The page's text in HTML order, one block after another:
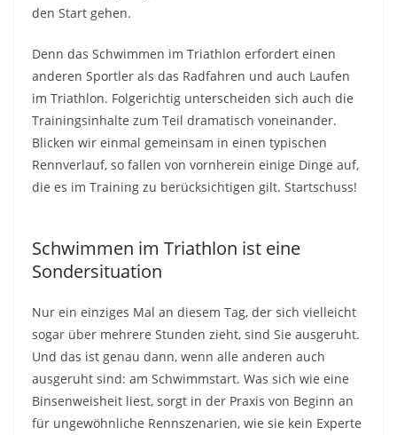
den Start gehen.
Denn das Schwimmen im Triathlon erfordert einen
anderen Sportler als das Radfahren und auch Laufen
im Triathlon. Folgerichtig unterscheiden sich auch die
Trainingsinhalte zum Teil dramatisch voneinander.
Blicken wir einmal gemeinsam in einen typischen
Rennverlauf, so fallen von vornherein einige Dinge auf,
die es im Training zu berücksichtigen gilt. Startschuss!
Schwimmen im Triathlon ist eine
Sondersituation
Nur ein einziges Mal an diesem Tag, der sich vielleicht
sogar über mehrere Stunden zieht, sind Sie ausgeruht.
Und das ist genau dann, wenn alle anderen auch
ausgeruht sind: am Schwimmstart. Was sich wie eine
Binsenweisheit liest, sorgt in der Praxis von Beginn an
für ungewöhnliche Rennszenarien, wie sie kein Experte